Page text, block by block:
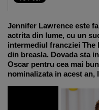
Jennifer Lawrence este
actrita din lume, cu un
intermediul francziei The
din breasla. Dovada sta
Oscar pentru cea mai
nominalizata in acest an,